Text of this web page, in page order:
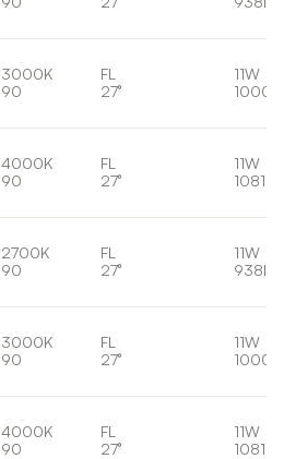
3000K
90
FL
27°
11W
4000K
90
FL
27°
11W
1081lm
2700K
90
FL
27°
11W
938lm
3000K
90
FL
27°
11W
4000K
90
FL
27°
11W
1081lm